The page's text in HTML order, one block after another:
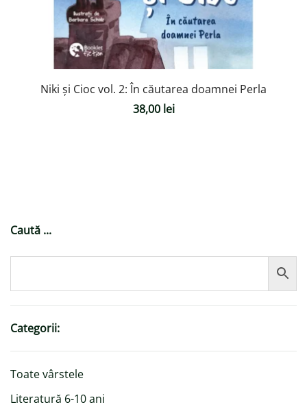
Niki și Cioc vol. 2: În căutarea doamnei Perla
38,00 lei
Caută ...
Categorii:
Toate vârstele
Literatură 6-10 ani